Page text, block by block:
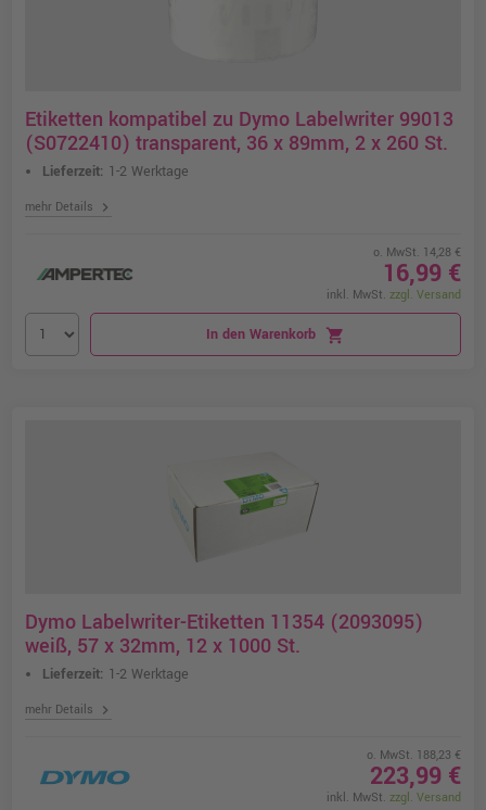
Etiketten kompatibel zu Dymo Labelwriter 99013
(S0722410) transparent, 36 x 89mm, 2 x 260 St.
Lieferzeit: 1-2 Werktage
mehr Details chevron_right
o. MwSt. 14,28 €
16,99 €
inkl. MwSt. zzgl. Versand
In den Warenkorb shopping_cart
Dymo Labelwriter-Etiketten 11354 (2093095)
weiß, 57 x 32mm, 12 x 1000 St.
Lieferzeit: 1-2 Werktage
mehr Details chevron_right
o. MwSt. 188,23 €
223,99 €
inkl. MwSt. zzgl. Versand